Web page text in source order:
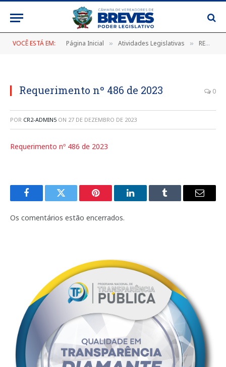
VOCÊ ESTÁ EM: Página Inicial » Atividades Legislativas » REQUERIMENTOS 2023
Requerimento nº 486 de 2023 0
POR CR2-ADMIN5 ON 27 DE DEZEMBRO DE 2023
Requerimento nº 486 de 2023
FacebookTwitter Pinterest LinkedInTumblr
E-
Os comentários estão encerrados.